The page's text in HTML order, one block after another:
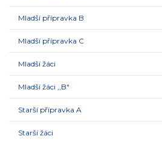
Mladší přípravka B
Mladší přípravka C
Mladší žáci
Mladší žáci ,,B"
Starší přípravka A
Starší žáci